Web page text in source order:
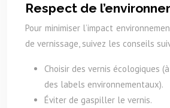
Respect de
Pour minimiser l’impact
de vernissage, suivez les conseils
Choisir des vernis écologiques (à
des labels environnementaux).
Éviter de gaspiller le vernis.